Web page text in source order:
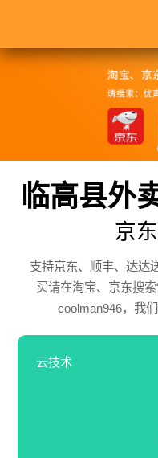
临高县外
京
支持京东、顺丰、达达
买请在淘宝、京东搜索
coolman946，我
云技术